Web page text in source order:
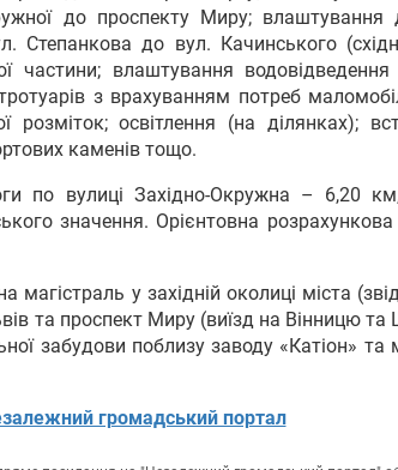
до проспекту Миру; влаштування
Степанкова до вул. Качинського
частини; влаштування водовідведення
з врахуванням потреб
розміток; освітлення (на ділянках);
каменів тощо.
по вулиці Західно-Окружна – 6,20 км,
значення. Орієнтовна розрахункова
у західній околиці міста
та проспект Миру (виїзд на Вінницю та
забудови поблизу заводу «Катіон» та
громадський портал